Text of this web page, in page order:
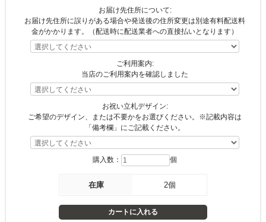
お届け先住所について:
お届け先住所に誤りがある場合や発送後の住所変更は別途有料配送料
金がかかります。（配送時に配送業者への直接払いとなります）
ご利用案内:
当店のご利用案内を確認しました
お祝い立札デザイン:
ご希望のデザイン、または不要かをお選びください。※記載内容は
「備考欄」にご記載ください。
購入数： 個
在庫 2個